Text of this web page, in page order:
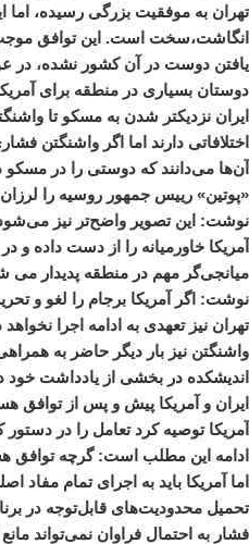
تهران به موفقیت بزرگی رسیده، اما
یافتن دوست در آن کشور نشده، در
دوستان بسیاری در منطقه برای
ایران نزدیکتر شدن به مسکو تا
اختلافاتی دارند اما اگر واشنگتن
آن‌ها می‌دانند که دوستی را در مسکو
«پوتین» رییس جمهور روسیه را لرزان
نوشت: این تصویر واضح‌تر نیز
آمریکا خاورمیانه را از دست داده
میانجی‌گر مهم در منطقه پدیدار می
نوشت: اگر آمریکا برجام را لغو و
تهران نیز تعهدی به ادامه اجرا
واشنگتن نیز بار دیگر حاضر به
اندیشکده در بخشی از یادداشت خود
ایران و آمریکا پیش و پس از توافق
آمریکا توصیه کرد تعامل را در دستور
ادامه این مطلب است: گرچه توافق
اما آمریکا باید به اجرای تمام
تحمیل محدودیت‌های قابل‌توجه در
فشار به احتمال فراوان نمی‌تواند